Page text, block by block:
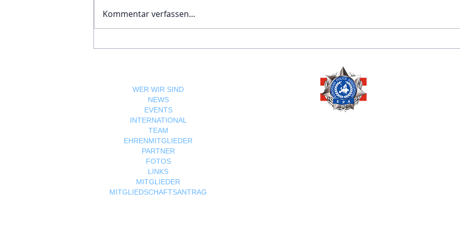
Ägypten und Österreich
BEZIEHUNGEN
ZWISCHEN PERU 🇵🇪
UND ÖSTERREICH 🇦🇹
Kommentar verfassen...
WER WIR SIND
NEWS
EVENTS
INTERNATIONAL
TEAM
EHRENMITGLIEDER
PARTNER
FOTOS
LINKS
MITGLIEDER
MITGLIEDSCHAFTSANTRAG